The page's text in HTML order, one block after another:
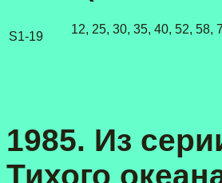
S1-19
12, 25, 30, 35, 40, 52, 58,
1985. Из
Тихого